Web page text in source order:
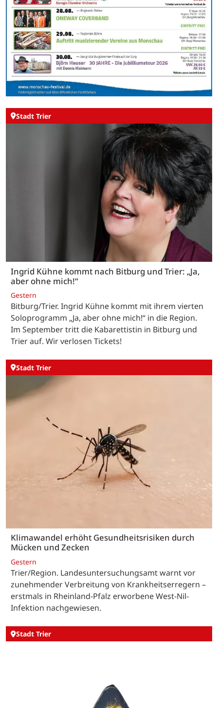
Stadt Trier
Ingrid Kühne kommt nach Bitburg und Trier: „Ja,
aber ohne mich!“
Gestern
Bitburg/Trier. Ingrid Kühne kommt mit ihrem vierten
Soloprogramm „Ja, aber ohne mich!“ in die Region.
Im September tritt die Kabarettistin in Bitburg und
Trier auf. Wir verlosen Tickets!
Stadt Trier
Klimawandel erhöht Gesundheitsrisiken durch
Mücken und Zecken
Gestern
Trier/Region. Landesuntersuchungsamt warnt vor
zunehmender Verbreitung von Krankheitserregern –
erstmals in Rheinland-Pfalz erworbene West-Nil-
Infektion nachgewiesen.
Stadt Trier